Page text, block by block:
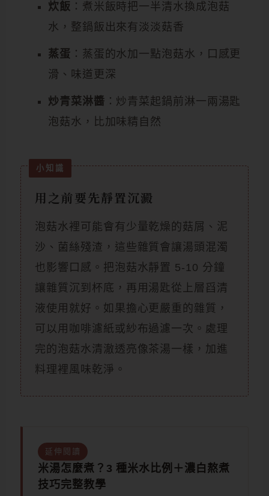
炊飯 ：煮米飯時把一半清水換成泡菇
水，整鍋飯出來有淡淡菇香
蒸蛋 ：蒸蛋的水加一點泡菇水，口感更
滑、味道更深
炒青菜淋醬 ：炒青菜起鍋前淋一兩湯匙
泡菇水，比加味精自然
用之前要先靜置沉澱
泡菇水裡可能會有少量乾燥的菇屑、泥
沙、菌絲殘渣，這些雜質會讓湯頭混濁
也影響口感。把泡菇水靜置 5-10 分鐘
讓雜質沉到杯底，再用湯匙從上層舀清
液使用就好。如果擔心更嚴重的雜質，
可以用咖啡濾紙或紗布過濾一次。處理
完的泡菇水清澈透亮像茶湯一樣，加進
料理裡風味乾淨。
延伸閱讀
米湯怎麼煮？3 種米水比例＋濃白熬煮
技巧完整教學